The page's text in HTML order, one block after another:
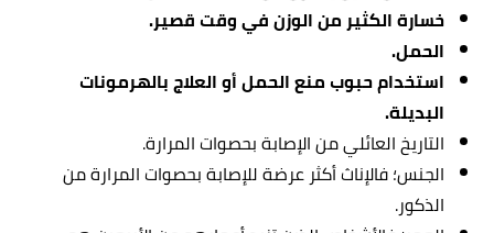
خسارة الكثير من الوزن في وقت قصير.
الحمل.
استخدام حبوب منع الحمل أو العلاج بالهرمونات
البديلة.
التاريخ العائلي من الإصابة بحصوات المرارة.
الجنس؛ فالإناث أكثر عرضة للإصابة بحصوات المرارة من
الذكور.